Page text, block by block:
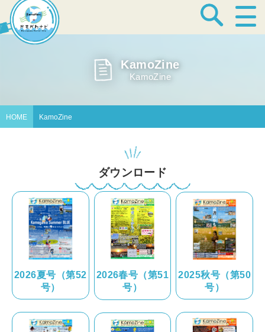
宿泊・温泉
体験プログラム
特産品
KamoZine
KamoZine
HOME KamoZine
ダウンロード
2026夏号（第52
号）
2026春号（第51
号）
2025秋号（第50
号）